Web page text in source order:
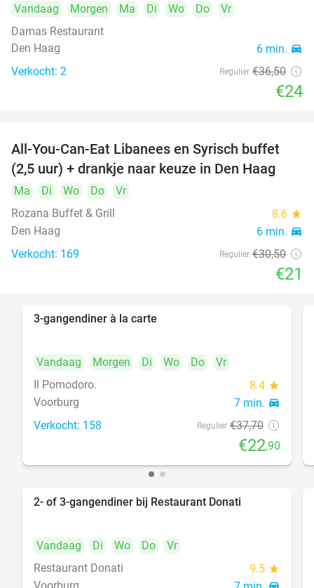
Vandaag Morgen Ma Di Wo Do
Vr
Damas Restaurant
Den Haag
6 min. directions_car
Verkocht: 2 Regulier €36,50
€24
31%
All-You-Can-Eat Libanees en Syrisch buffet
(2,5 uur) + drankje naar keuze in Den Haag
Ma Di Wo Do
Vr
Rozana Buffet & Grill
8.6 star
Den Haag 6 min. directions_car
Verkocht: 169 Regulier €30,50
€21
3-gangendiner à la carte
Vandaag Morgen Di Wo Do
Vr
Il Pomodoro.
8.4 star
Voorburg 7 min. directions_car
Verkocht: 158 Regulier €37,70
€22,90
2- of 3-gangendiner bij Restaurant Donati
Vandaag Di Wo Do
Vr
Restaurant Donati
9.5 star